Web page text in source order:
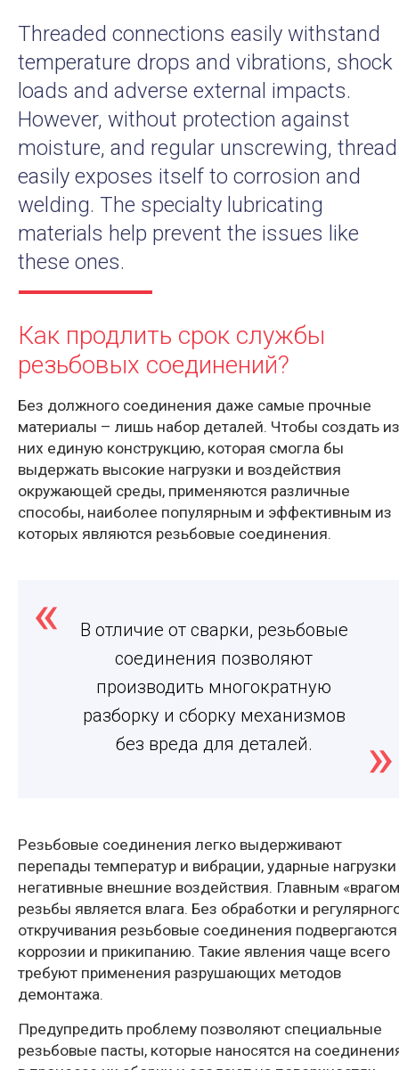
Threaded connections easily withstand
temperature drops and vibrations, shock
loads and adverse external impacts.
However, without protection against
moisture, and regular unscrewing, thread
easily exposes itself to corrosion and
welding. The specialty lubricating
materials help prevent the issues like
these ones.
Как продлить срок службы
резьбовых соединений?
Без должного соединения даже самые прочные
материалы – лишь набор деталей. Чтобы создать из
них единую конструкцию, которая смогла бы
выдержать высокие нагрузки и воздействия
окружающей среды, применяются различные
способы, наиболее популярным и эффективным из
которых являются резьбовые соединения.
В отличие от сварки, резьбовые
соединения позволяют
производить многократную
разборку и сборку механизмов
без вреда для деталей.
Резьбовые соединения легко выдерживают
перепады температур и вибрации, ударные
негативные внешние воздействия. Главным
резьбы является влага. Без обработки и
откручивания резьбовые соединения подвергаются
коррозии и прикипанию. Такие явления чаще всего
требуют применения разрушающих методов
демонтажа.
Предупредить проблему позволяют специальные
резьбовые пасты, которые наносятся на